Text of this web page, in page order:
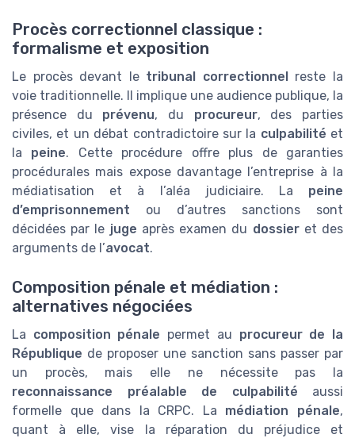
Procès correctionnel classique :
formalisme et exposition
Le procès devant le tribunal correctionnel
reste la
voie traditionnelle. Il implique une audience publique, la
présence du prévenu, du procureur, des parties
civiles, et un débat contradictoire sur la culpabilité et
la peine. Cette procédure offre plus de garanties
procédurales mais expose davantage l’entreprise à la
médiatisation et à l’aléa judiciaire. La peine
d’emprisonnement ou d’autres sanctions sont
décidées par le juge après examen du dossieret des
arguments de l’avocat.
Composition pénale et médiation :
alternatives négociées
La composition pénale permet au procureur de la
République de proposer une sanction sans passer par
un procès, mais elle ne nécessite pas la
reconnaissance préalable de culpabilité aussi
formelle que dans la CRPC. La médiation pénale,
quant à elle, vise la réparation du préjudice et